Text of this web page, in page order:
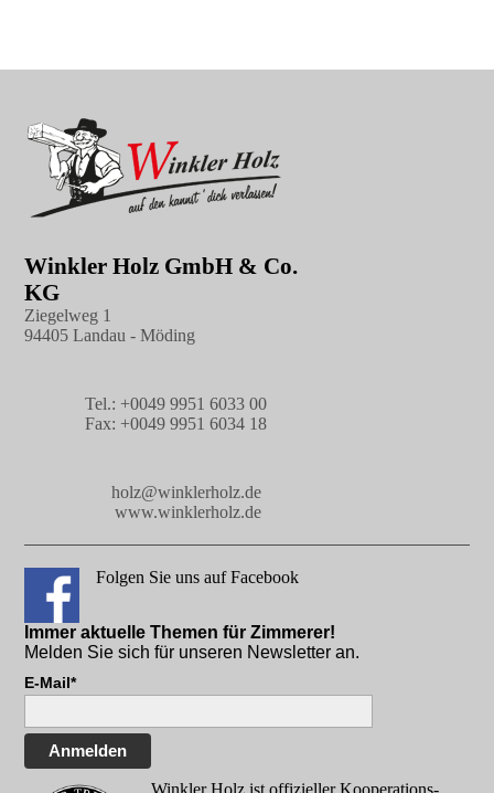
Winkler Holz GmbH & Co.
KG
Ziegelweg 1
94405 Landau - Möding
Tel.: +0049 9951 6033 00
Fax: +0049 9951 6034 18
holz@winklerholz.de
www.winklerholz.de
Folgen Sie uns auf Facebook
Immer aktuelle Themen für Zimmerer!
Melden Sie sich für unseren Newsletter an.
E-Mail*
Anmelden
Winkler Holz ist offizieller Kooperations-